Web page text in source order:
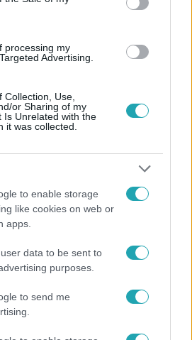
processing my
Advertising.
Use,
or Sharing of my
Is Unrelated with the
it was collected.
to enable storage
like cookies on web or
apps.
data to be sent to
purposes.
to send me
#
ÁLLATTARTÁS